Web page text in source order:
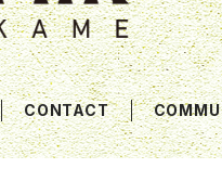
CONTACT